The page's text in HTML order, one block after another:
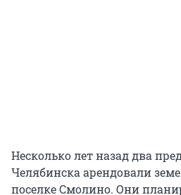
Несколько лет назад два
Челябинска арендовали
поселке Смолино. Они